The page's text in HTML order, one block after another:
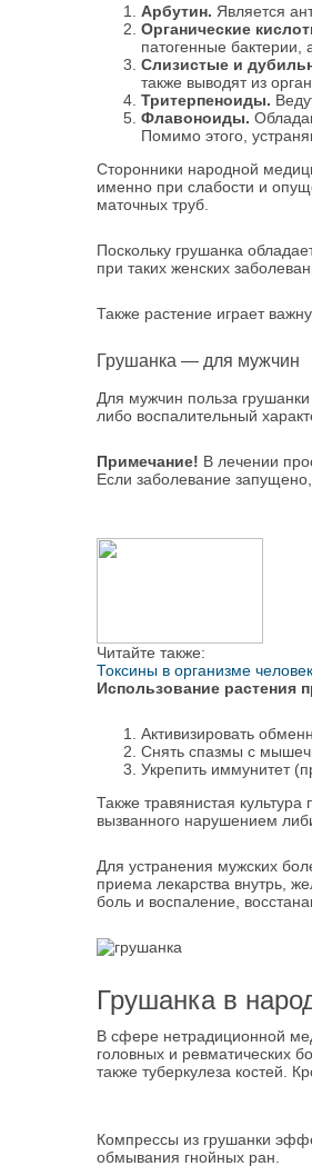
Арбутин. Является
Органические
патогенные бактерии,
Слизистые и
также выводят из
Тритерпеноиды.
Флавоноиды.
Помимо этого,
Сторонники народной
именно при слабости и
маточных труб.
Поскольку грушанка
при таких женских
Также растение играет
Грушанка — для мужчин
Для мужчин польза
либо воспалительный
Примечание! В лечении
Если заболевание
Читайте также:
Токсины в организме
Использование растения
Активизировать
Снять спазмы с
Укрепить иммунитет
Также травянистая культура
вызванного нарушением
Для устранения мужских
приема лекарства внутрь,
боль и воспаление,
Грушанка в
В сфере нетрадиционной
головных и ревматических
также туберкулеза костей.
Компрессы из грушанки
обмывания гнойных ран.